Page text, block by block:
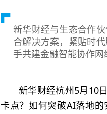
新华财经与生态合作
合解决方案，紧贴时
手共建金融智能协作网
新华财经杭州5月10
卡点？如何突破AI落地